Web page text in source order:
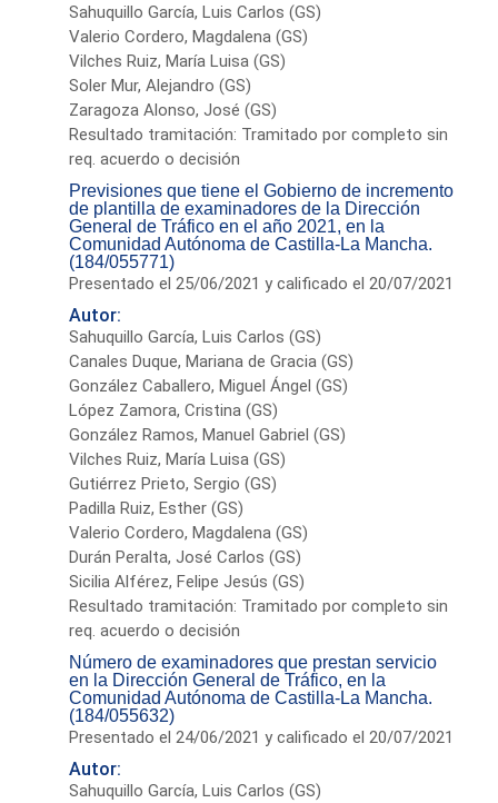
Sahuquillo García, Luis Carlos (GS)
Valerio Cordero, Magdalena (GS)
Vilches Ruiz, María Luisa (GS)
Soler Mur, Alejandro (GS)
Zaragoza Alonso, José (GS)
Resultado tramitación: Tramitado por completo sin
req. acuerdo o decisión
Previsiones que tiene el Gobierno de incremento
de plantilla de examinadores de la Dirección
General de Tráfico en el año 2021, en la
Comunidad Autónoma de Castilla-La Mancha.
(184/055771)
Presentado el 25/06/2021 y calificado el 20/07/2021
Autor:
Sahuquillo García, Luis Carlos (GS)
Canales Duque, Mariana de Gracia (GS)
González Caballero, Miguel Ángel (GS)
López Zamora, Cristina (GS)
González Ramos, Manuel Gabriel (GS)
Vilches Ruiz, María Luisa (GS)
Gutiérrez Prieto, Sergio (GS)
Padilla Ruiz, Esther (GS)
Valerio Cordero, Magdalena (GS)
Durán Peralta, José Carlos (GS)
Sicilia Alférez, Felipe Jesús (GS)
Resultado tramitación: Tramitado por completo sin
req. acuerdo o decisión
Número de examinadores que prestan servicio
en la Dirección General de Tráfico, en la
Comunidad Autónoma de Castilla-La Mancha.
(184/055632)
Presentado el 24/06/2021 y calificado el 20/07/2021
Autor:
Sahuquillo García, Luis Carlos (GS)